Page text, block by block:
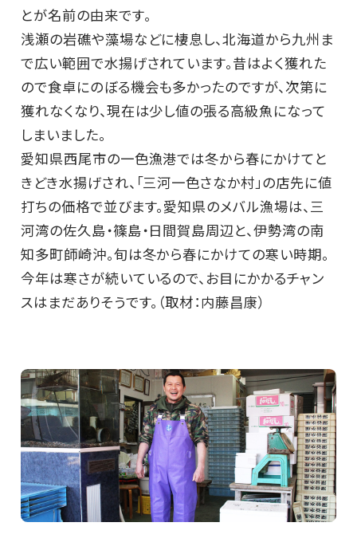
とが名前の由来です。
浅瀬の岩礁や藻場などに棲息し、北海道から九州ま
で広い範囲で水揚げされています。昔はよく獲れた
ので食卓にのぼる機会も多かったのですが、次第に
獲れなくなり、現在は少し値の張る高級魚になって
しまいました。
愛知県西尾市の一色漁港では冬から春にかけてと
きどき水揚げされ、「三河一色さなか村」の店先に値
打ちの価格で並びます。愛知県のメバル漁場は、三
河湾の佐久島・篠島・日間賀島周辺と、伊勢湾の南
知多町師崎沖。旬は冬から春にかけての寒い時期。
今年は寒さが続いているので、お目にかかるチャン
スはまだありそうです。（取材：内藤昌康）